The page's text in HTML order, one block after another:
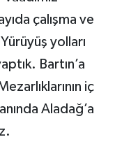
çalışma ve
yolları
Bartın’a
iç
Aladağ’a